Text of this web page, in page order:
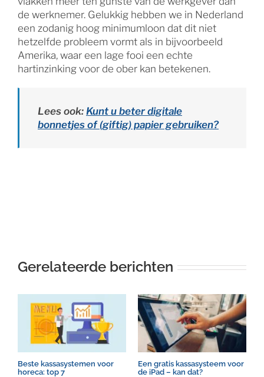
de werknemer. Gelukkig hebben we in Nederland
een zodanig hoog minimumloon dat dit niet
hetzelfde probleem vormt als in bijvoorbeeld
Amerika, waar een lage fooi een echte
hartinzinking voor de ober kan betekenen.
Lees ook: Kunt u beter digitale
bonnetjes of (giftig) papier gebruiken?
Gerelateerde berichten
Beste kassasystemen voor
horeca: top 7
Een gratis kassasysteem voor
de iPad – kan dat?